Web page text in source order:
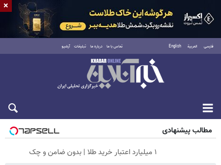
فارسی العربية English تماس با ما درباره ما تبلیغات آرشیو
جمعه ۱۶ مرداد ۱۴۰۵
مطالب پیشنهادی
۱ میلیارد اعتبار خرید طلا | بدون ضامن و چک
×